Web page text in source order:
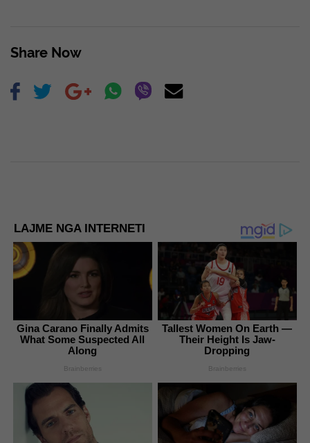
Share Now
LAJME NGA INTERNETI
Gina Carano Finally Admits
What Some Suspected All
Along
Brainberries
Tallest Women On Earth —
Their Height Is Jaw-
Dropping
Brainberries